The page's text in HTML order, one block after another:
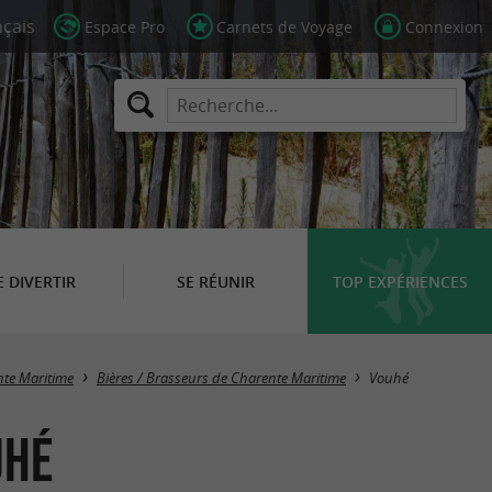
Espace Pro Carnets de Voyage Connexion
DIVERTIR SE RÉUNIR TOP EXPÉRIENCES
Masquer la carte
Maritime Bières / Brasseurs de Charente Maritime Vouhé